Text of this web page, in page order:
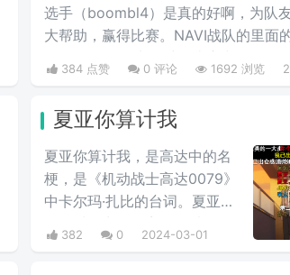
选手（boombl4）是真的好啊，为队
大帮助，赢得比赛。NAVI战队的里面
在2020年IEM卡托维兹比赛中超级发
接化身邪恶胖球，带领NAVI战队战胜A
384 点赞 0 评论 1692 浏览
夏亚你算计我
夏亚你算计我，是高达中的名
梗，是《机动战士高达0079》
中卡尔玛·扎比的台词。夏亚平
日里对待卡尔玛完全是以友人
的关系相处，但是说到头卡尔
382 0 2024-03-01